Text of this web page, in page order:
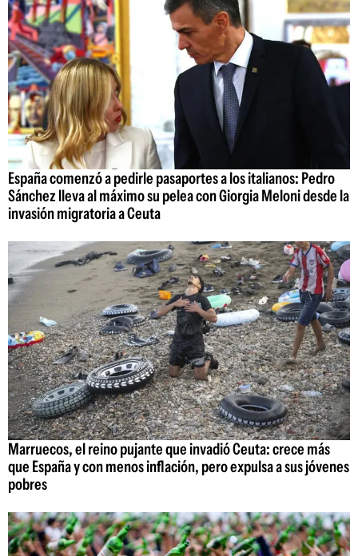
España comenzó a pedirle pasaportes a los italianos: Pedro
Sánchez lleva al máximo su pelea con Giorgia Meloni desde la
invasión migratoria a Ceuta
Marruecos, el reino pujante que invadió Ceuta: crece más
que España y con menos inflación, pero expulsa a sus jóvenes
pobres